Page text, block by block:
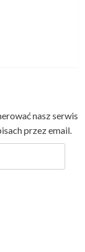
nasz serwis
przez email.